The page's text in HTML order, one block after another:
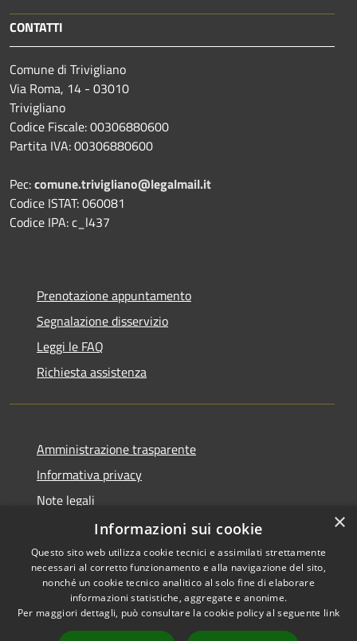
CONTATTI
Comune di Trivigliano
Via Roma, 14 - 03010
Trivigliano
Codice Fiscale: 00306880600
Partita IVA: 00306880600
Pec:comune.trivigliano@legalmail.it
Codice ISTAT: 060081
Codice IPA: c_l437
Prenotazione appuntamento
Segnalazione disservizio
Leggi le FAQ
Richiesta assistenza
Amministrazione trasparente
Informativa privacy
Note legali
Dichiarazione di accessibilità
RSS
Accessibilità
Copyright © 2026 • Comune di
×
Informazioni sui cookie
Questo sito web utilizza cookie tecnici e assimilati strettamente
necessari al corretto funzionamento e alla navigazione del sito,
nonché un cookie tecnico analitico al solo fine di elaborare
informazioni statistiche, aggregate e anonime.
Per maggiori dettagli, può consultare la cookie policy al seguente link